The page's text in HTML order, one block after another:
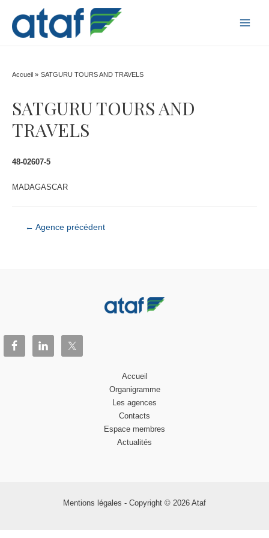
Accueil SATGURU TOURS AND TRAVELS
SATGURU TOURS AND
TRAVELS
48-02607-5
MADAGASCAR
Navigation
l’article
← Agence précédent
Accueil
Organigramme
Les agences
Contacts
Espace membres
Actualités
Mentions légales - Copyright © 2026 Ataf